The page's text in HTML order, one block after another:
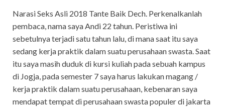
Narasi Seks Asli 2018 Tante Baik Dech. Perkenalkanlah
pembaca, nama saya Andi 22 tahun. Peristiwa ini
sebetulnya terjadi satu tahun lalu, di mana saat itu saya
sedang kerja praktik dalam suatu perusahaan swasta. Saat
itu saya masih duduk di kursi kuliah pada sebuah kampus
di Jogja, pada semester 7 saya harus lakukan magang /
kerja praktik dalam suatu perusahaan, kebenaran saya
mendapat tempat di perusahaan swasta populer di jakarta